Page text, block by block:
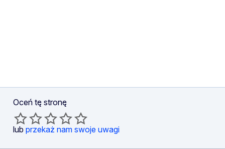
Oceń tę stronę
lub przekaż nam swoje uwagi